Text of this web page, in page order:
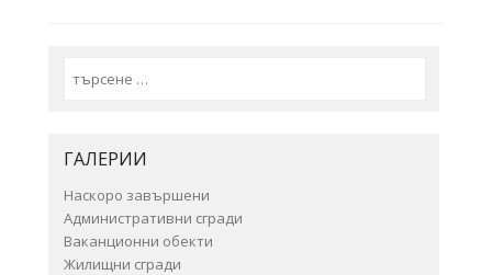
ГАЛЕРИИ
Наскоро завършени
Административни сгради
Ваканционни обекти
Жилищни сгради